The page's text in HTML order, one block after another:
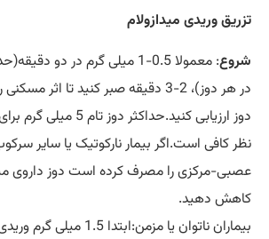
تزریق وریدی میدازولام
شروع
در هر دوز)، 2-3 دقیقه صبر کنید تا اثر
دوز ارزیابی کنید.حداکثر
نظر کافی است.اگر بیمار نارکوتیک یا سایر
کاهش دهید.
بیماران ناتوان یا